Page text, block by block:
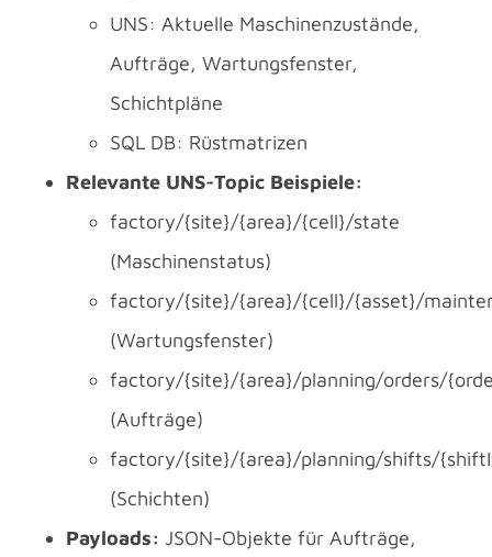
UNS: Aktuelle Maschinenzustände,
Aufträge, Wartungsfenster,
Schichtpläne
SQL DB: Rüstmatrizen
Relevante UNS-Topic Beispiele:
factory/{site}/{area}/{cell}/state
(Maschinenstatus)
factory/{site}/{area}/{cell}/{asset}/
(Wartungsfenster)
factory/{site}/{area}/planning/orders/
(Aufträge)
factory/{site}/{area}/planning/shifts/
(Schichten)
Payloads: JSON-Objekte für Aufträge,